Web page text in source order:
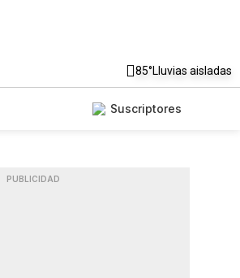
85°Lluvias aisladas
Suscriptores
PUBLICIDAD